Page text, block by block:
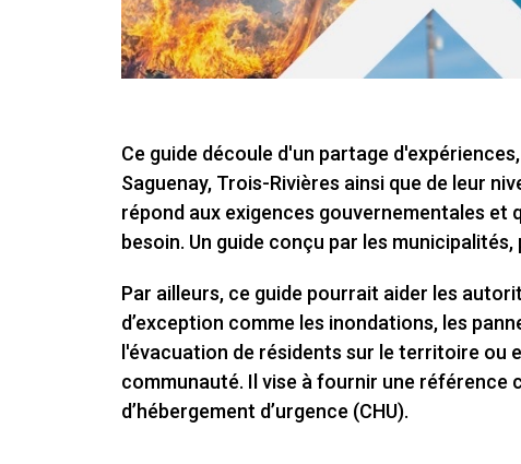
Ce guide découle d'un partage
Saguenay, Trois-Rivières ainsi que de leur
répond aux exigences gouvernementales et
besoin. Un guide conçu par les
Par ailleurs, ce guide pourrait aider les
d’exception comme les inondations, les
l'évacuation de résidents sur le territoire ou
communauté. Il vise à fournir une référence
d’hébergement d’urgence (CHU).